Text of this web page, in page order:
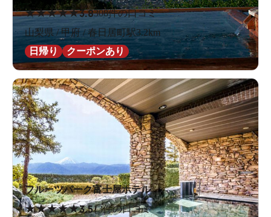
★★★★★3.8308件の口コミ
山梨県 / 甲府 / 春日居町駅3.2km
日帰り
クーポンあり
フルーツパーク富士屋ホテル
★★★★★3.513件の口コミ